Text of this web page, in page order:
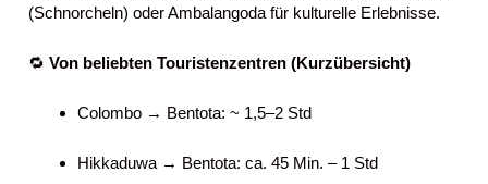
(Schnorcheln) oder Ambalangoda für kulturelle Erlebnisse.
🔁 Von beliebten Touristenzentren (Kurzübersicht)
Colombo → Bentota: ~ 1,5–2 Std
Hikkaduwa → Bentota: ca. 45 Min. – 1 Std